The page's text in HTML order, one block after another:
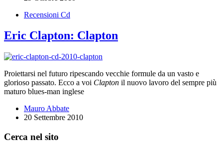
Recensioni Cd
Eric Clapton: Clapton
Proiettarsi nel futuro ripescando vecchie formule da un vasto e
glorioso passato. Ecco a voi Clapton il nuovo lavoro del sempre più
maturo blues-man inglese
Mauro Abbate
20 Settembre 2010
Cerca nel sito